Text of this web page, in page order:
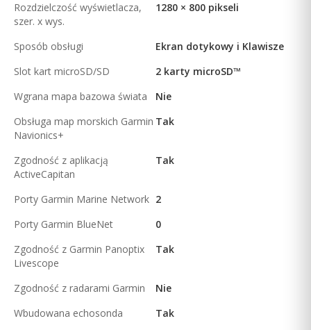
Rozdzielczość wyświetlacza,
szer. x wys.
1280 × 800 pikseli
Sposób obsługi
Ekran dotykowy i Klawisze
Slot kart microSD/SD
2 karty microSD™
Wgrana mapa bazowa świata
Nie
Obsługa map morskich Garmin
Navionics+
Tak
Zgodność z aplikacją
ActiveCapitan
Tak
Porty Garmin Marine Network 2
Porty Garmin BlueNet
0
Zgodność z Garmin Panoptix
Livescope
Tak
Zgodność z radarami Garmin
Nie
Wbudowana echosonda
Tak